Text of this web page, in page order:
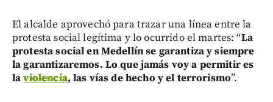
El alcalde aprovechó para trazar una línea entre la
protesta social legítima y lo ocurrido el martes: “La
protesta social en Medellín se garantiza y siempre
la garantizaremos. Lo que jamás voy a permitir es
laviolencia, las vías de hecho y el terrorismo”.